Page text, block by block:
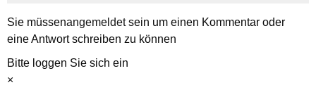
Sie müssenangemeldetsein um einen Kommentar oder
eine Antwort schreiben zu können
Bitte loggen Sie sich ein
×